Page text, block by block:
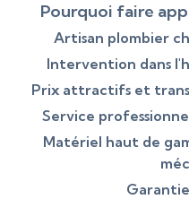
Pourquoi faire
Artisan plombier
Intervention dans
Prix attractifs et
Service
Matériel haut de